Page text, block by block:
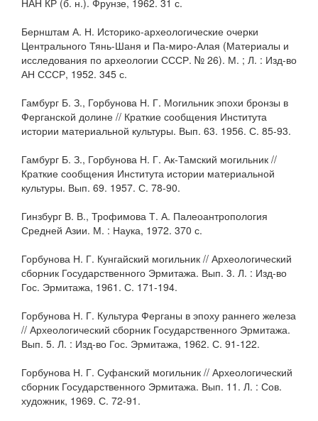
НАН КР (б. н.). Фрунзе, 1962. 31 с.
Бернштам А. Н. Историко-археологические очерки
Центрального Тянь-Шаня и Па-миро-Алая (Материалы и
исследования по археологии СССР. № 26). М. ; Л. : Изд-во
АН СССР, 1952. 345 с.
Гамбург Б. З., Горбунова Н. Г. Могильник эпохи бронзы в
Ферганской долине // Краткие сообщения Института
истории материальной культуры. Вып. 63. 1956. С. 85-93.
Гамбург Б. З., Горбунова Н. Г. Ак-Тамский могильник //
Краткие сообщения Института истории материальной
культуры. Вып. 69. 1957. С. 78-90.
Гинзбург В. В., Трофимова Т. А. Палеоантропология
Средней Азии. М. : Наука, 1972. 370 с.
Горбунова Н. Г. Кунгайский могильник // Археологический
сборник Государственного Эрмитажа. Вып. 3. Л. : Изд-во
Гос. Эрмитажа, 1961. С. 171-194.
Горбунова Н. Г. Культура Ферганы в эпоху раннего железа
// Археологический сборник Государственного Эрмитажа.
Вып. 5. Л. : Изд-во Гос. Эрмитажа, 1962. С. 91-122.
Горбунова Н. Г. Суфанский могильник // Археологический
сборник Государственного Эрмитажа. Вып. 11. Л. : Сов.
художник, 1969. С. 72-91.